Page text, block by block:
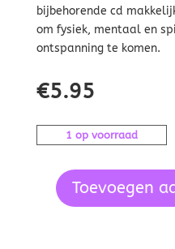
bijbehorende cd
om fysiek, mentaal en
ontspanning te komen.
€5.95
1 op voorraad
OntspannenToevoegen